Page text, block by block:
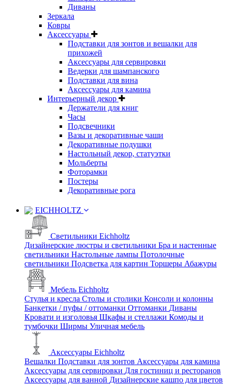
Диваны
Зеркала
Ковры
Аксессуары
Подставки для зонтов и вешалки для
прихожей
Аксессуары для сервировки
Ведерки для шампанского
Подставки для вина
Аксессуары для камина
Интерьерный декор
Держатели для книг
Часы
Подсвечники
Вазы и декоративные чаши
Декоративные подушки
Настольный декор, статуэтки
Мольберты
Фоторамки
Постеры
Декоративные рога
EICHHOLTZ
Светильники Eichholtz
Дизайнерские люстры и светильники Бра и настенные
светильники Настольные лампы Потолочные
светильники Подсветка для картин Торшеры Абажуры
Мебель Eichholtz
Стулья и кресла Столы и столики Консоли и колонны
Банкетки / пуфы / оттоманки Оттоманки Диваны
Кровати и изголовья Шкафы и стеллажи Комоды и
тумбочки Ширмы Уличная мебель
Аксессуары Eichholtz
Вешалки Подставки для зонтов Аксессуары для камина
Аксессуары для сервировки Для гостиниц и ресторанов
Аксессуары для ванной Дизайнерские кашпо для цветов